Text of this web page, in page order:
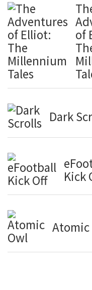
of
Dark
Kick
Atomic